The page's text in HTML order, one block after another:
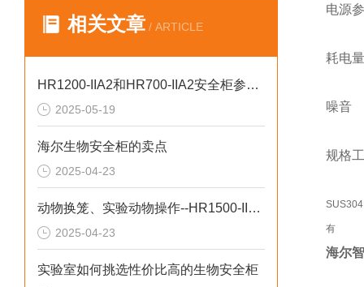
相关文章 / ARTICLE
HR1200-IIA2和HR700-IIA2安全柜参数对比
2025-05-19
海尔生物安全柜的卖点
2025-04-23
动物换笼、实验动物操作--HR1500-IIA2-DW生物安全柜
2025-04-23
实验室如何挑选性价比高的生物安全柜
电源
耗电量
噪音
规格
SUS304
有
海尔